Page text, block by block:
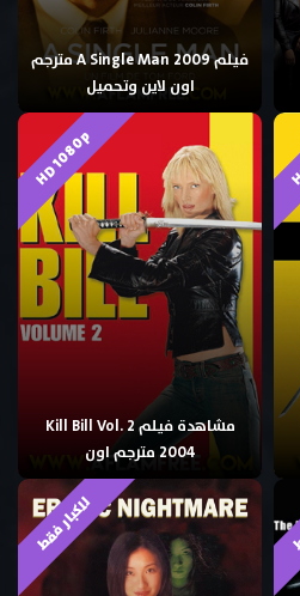
فيلم A Single Man 2009 مترجم
اون لاين وتحميل
HD 1080p
مشاهدة فيلم Kill Bill Vol. 2
2004 مترجم اون
للكبار فقط